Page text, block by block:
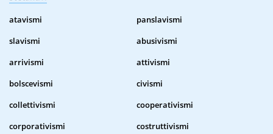
atavismi
panslavismi
slavismi
abusivismi
arrivismi
attivismi
bolscevismi
civismi
collettivismi
cooperativismi
corporativismi
costruttivismi